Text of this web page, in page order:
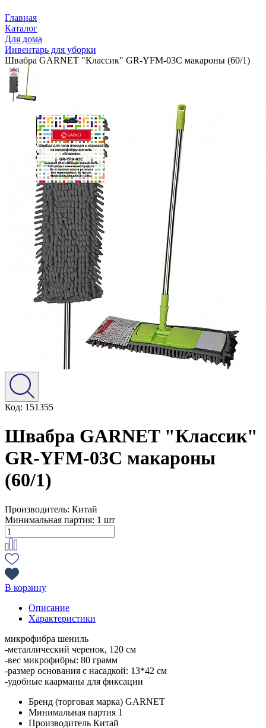
Главная
Каталог
Для дома
Инвентарь для уборки
Швабра GARNET "Классик" GR-YFM-03C макароны (60/1)
Код: 151355
Швабра GARNET "Классик"
GR-YFM-03C макароны
(60/1)
Производитель: Китай
Минимальная партия: 1 шт
В корзину
Описание
Характеристики
микрофибра шениль
-металлический черенок, 120 см
-вес микрофибры: 80 грамм
-размер основания с насадкой: 13*42 см
-удобные каарманы для фиксации
Бренд (торговая марка) GARNET
Минимальная партия 1
Производитель Китай